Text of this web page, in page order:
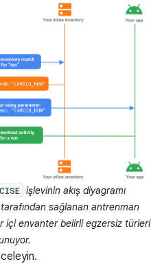
işlevinin akış diyagramı
sağlanan antrenman
içi envanter belirli egzersiz türleri